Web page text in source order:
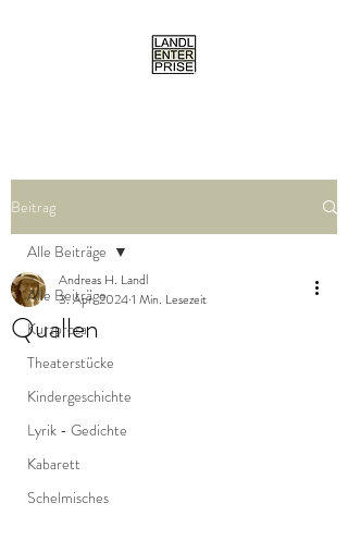
Beitrag
Alle Beiträge
Kurzprosa
Theaterstücke
Kindergeschichte
Lyrik - Gedichte
Kabarett
Schelmisches
Alle Beiträge
Quallen
Andreas H. Landl
3. Apr. 20241 Min. Lesezeit